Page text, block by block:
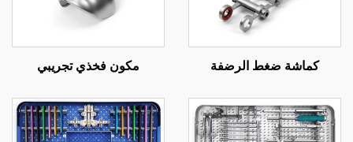
كماشة ضغط الرضفة مكون فخذي تجريبي